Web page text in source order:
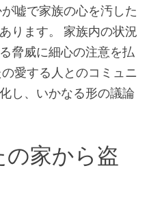
嘘で家族の心を汚した
ります。 家族内の状況
脅威に細心の注意を払
愛する人とのコミュニ
し、いかなる形の議論
家から盗